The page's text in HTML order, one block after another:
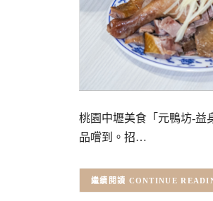
桃園中壢美食「元鴨坊-益
品嚐到。招…
CONTINUE